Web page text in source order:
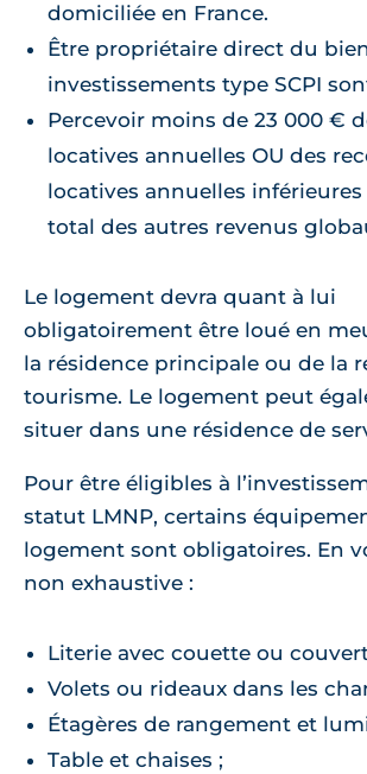
domiciliée en France.
Être propriétaire direct du
investissements type SCPI
Percevoir moins de 23 000 €
locatives annuelles OU des
locatives annuelles
total des autres revenus
Le logement devra quant à lui
obligatoirement être loué en
la résidence principale ou de la
tourisme. Le logement peut
situer dans une résidence de
Pour être éligibles à
statut LMNP, certains
logement sont obligatoires. En
non exhaustive :
Literie avec couette ou
Volets ou rideaux dans les
Étagères de rangement et
Table et chaises ;